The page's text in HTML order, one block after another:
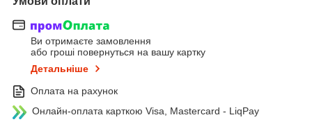
Ви отримаєте замовлення
або гроші повернуться на вашу картку
Детальніше
Оплата на рахунок
Онлайн-оплата карткою Visa, Mastercard - LiqPay